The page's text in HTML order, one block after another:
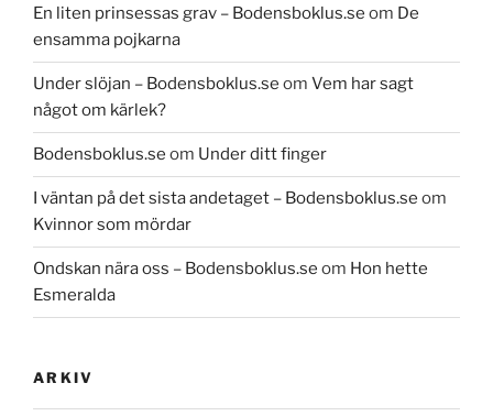
En liten prinsessas grav – Bodensboklus.se om De
ensamma pojkarna
Under slöjan – Bodensboklus.se om Vem har sagt
något om kärlek?
Bodensboklus.se om Under ditt finger
I väntan på det sista andetaget – Bodensboklus.se om
Kvinnor som mördar
Ondskan nära oss – Bodensboklus.se om Hon hette
Esmeralda
ARKIV